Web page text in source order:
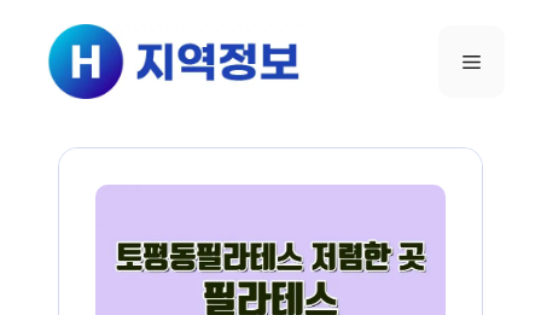
건너뛰기
메뉴